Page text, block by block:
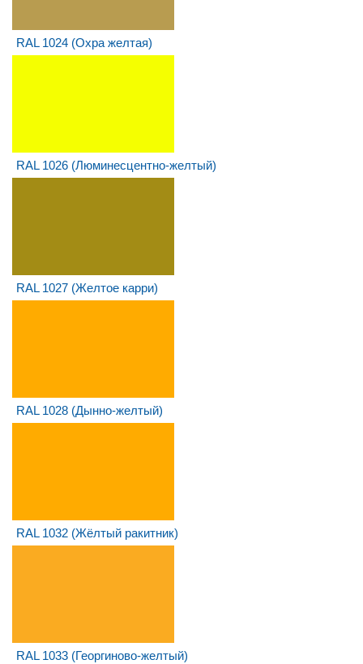
RAL 1024 (Охра желтая)
RAL 1026 (Люминесцентно-желтый)
RAL 1027 (Желтое карри)
RAL 1028 (Дынно-желтый)
RAL 1032 (Жёлтый ракитник)
RAL 1033 (Георгиново-желтый)